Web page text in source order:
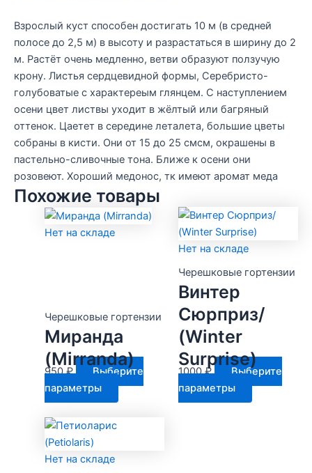
Взрослый куст способен достигать 10 м (в средней
полосе до 2,5 м) в высоту и разрастаться в ширину до 2
м. Растёт очень медленно, ветви образуют ползучую
крону. Листья сердцевидной формы, Серебристо-
голубоватые с характереым глянцем. С наступлением
осени цвет листвы уходит в жёлтый или багряный
оттенок. Цаетет в середине леталета, большие цветы
собраны в кисти. Они от 15 до 25 смсм, окрашены в
пастельно-сливочные тона. Ближе к осени они
розовеют. Хороший медонос, тк имеют аромат меда
Похожие товары
Нет на складе
Черешковые гортензии
Миранда
(Mirranda)
950₽
Выберите
параметры
Этот
товар
Нет на складе
Черешковые гортензии
Винтер
Сюрприз/
(Winter
Surprise)
1000₽
Выберите
параметры
Этот
товар
Нет на складе